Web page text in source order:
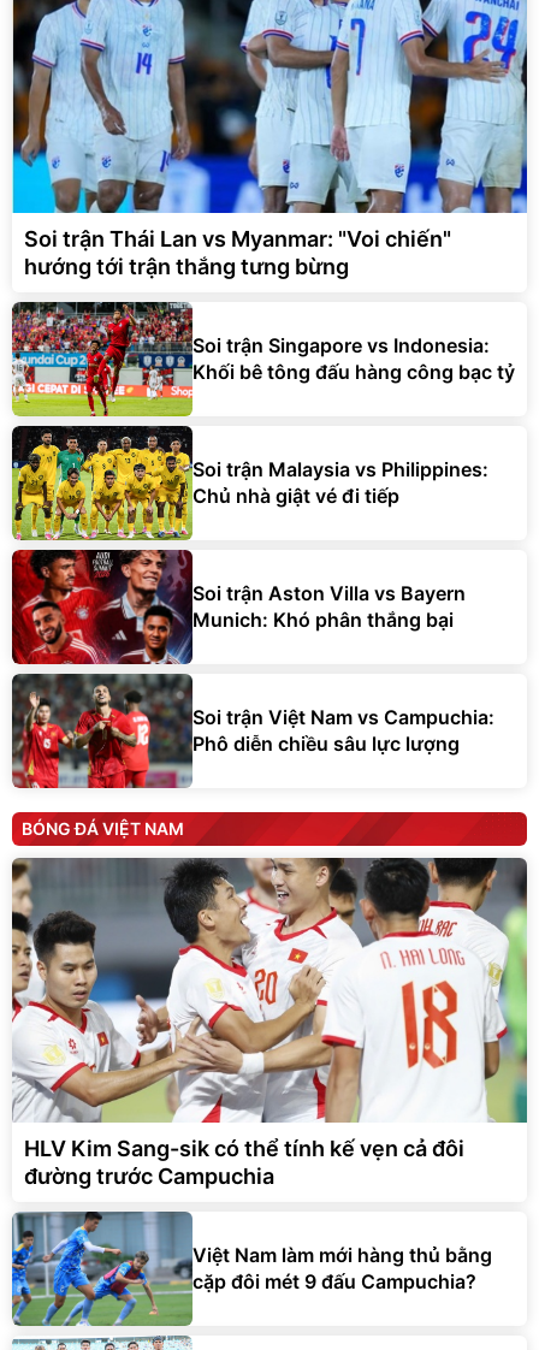
Soi trận Thái Lan vs Myanmar: "Voi chiến"
hướng tới trận thắng tưng bừng
Soi trận Singapore vs Indonesia:
Khối bê tông đấu hàng công bạc tỷ
Soi trận Malaysia vs Philippines:
Chủ nhà giật vé đi tiếp
Soi trận Aston Villa vs Bayern
Munich: Khó phân thắng bại
Soi trận Việt Nam vs Campuchia:
Phô diễn chiều sâu lực lượng
BÓNG ĐÁ VIỆT NAM
HLV Kim Sang-sik có thể tính kế vẹn cả đôi
đường trước Campuchia
Việt Nam làm mới hàng thủ bằng
cặp đôi mét 9 đấu Campuchia?